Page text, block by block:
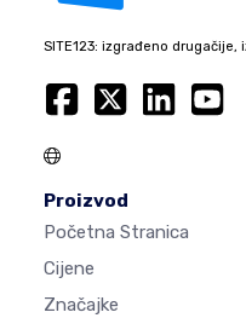
SITE123: izgrađeno drugačije,
Proizvod
Početna Stranica
Cijene
Značajke